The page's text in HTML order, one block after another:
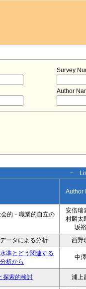
Survey
Author
−
Author
的・職業的自立の
安倍瑞
村麟太
坂
ータによる分析
西野
準とどう関連する
析から
中
探索的検討 浦上